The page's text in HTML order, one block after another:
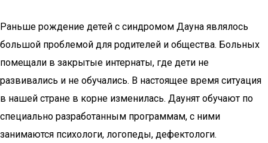
Раньше рождение детей с синдромом Дауна являлось
большой проблемой для родителей и общества. Больных
помещали в закрытые интернаты, где дети не
развивались и не обучались. В настоящее время ситуация
в нашей стране в корне изменилась. Даунят обучают по
специально разработанным программам, с ними
занимаются психологи, логопеды, дефектологи.